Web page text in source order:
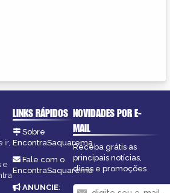
ir,
e
LINKS RÁPIDOS
Sobre
EncontraSaquarema
Fale com o
EncontraSaquarema
ANUNCIE:
NOVIDADES POR E-
MAIL
Receba grátis as
principais notícias,
dicas e promoções